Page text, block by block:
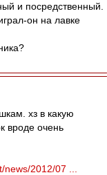
и посредственный.
он на лавке
хз в какую
вроде очень
2012/07 ...